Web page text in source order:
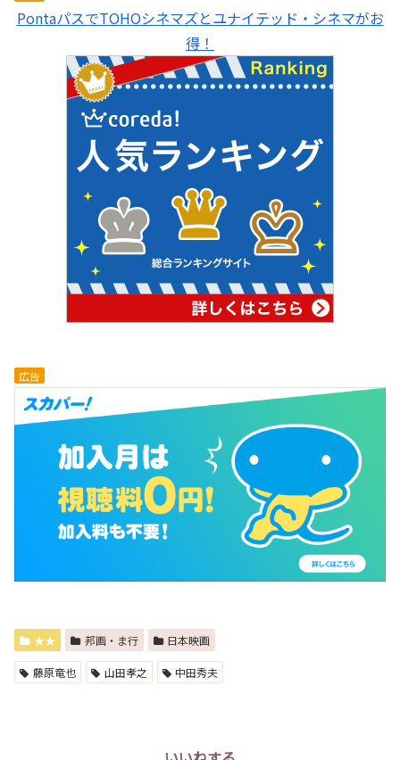
PontaパスでTOHOシネマズとユナイテッド・シネマがお
得！
広告
★★ 邦画・ま行 日本映画
藤原竜也 山田孝之 中田秀夫